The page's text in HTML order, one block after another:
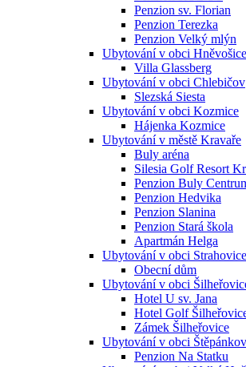
Penzion sv. Florian
Penzion Terezka
Penzion Velký mlýn
Ubytování v obci Hněvošice
Villa Glassberg
Ubytování v obci Chlebičov
Slezská Siesta
Ubytování v obci Kozmice
Hájenka Kozmice
Ubytování v městě Kravaře
Buly aréna
Silesia Golf Resort
Penzion Buly
Penzion Hedvika
Penzion Slanina
Penzion Stará škola
Apartmán Helga
Ubytování v obci Strahovice
Obecní dům
Ubytování v obci
Hotel U sv. Jana
Hotel Golf
Zámek Šilheřovice
Ubytování v obci
Penzion Na Statku